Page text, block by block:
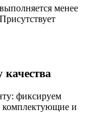
менее
качества
фиксируем
комплектующие и